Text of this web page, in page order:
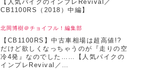
【人気バイクのインプレRevival／
CB1100RS（2018）中編】
北岡博樹＠チョイフル！編集部
【CB1100RS】中古車相場は超高値!?
だけど欲しくなっちゃうのが『走りの空
冷4発』なのでした……【人気バイクの
インプレRevival／